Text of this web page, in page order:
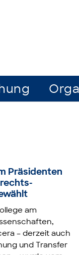
Präsidenten
am
– derzeit auch
und Transfer